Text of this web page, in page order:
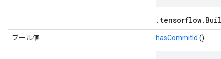
ブール値 hasCommitId ()